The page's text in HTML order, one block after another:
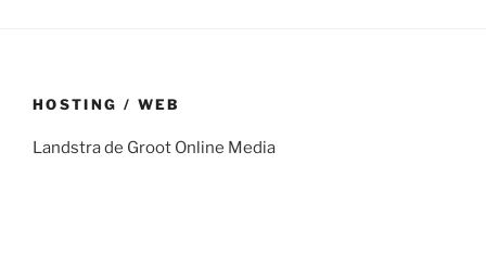
voeten”
HOSTING / WEB
Landstra de Groot Online Media